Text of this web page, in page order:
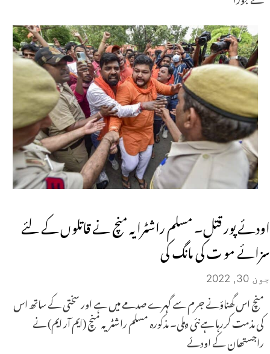
اودئے پور قتل۔ مسلم راشٹرایہ منچ نے قاتلوں کے لئے
سزائے مو ت کی مانگ کی
جون 30, 2022
منچ اس گھناؤنے جرم سے گہرے صدمے میں ہے اور سختی کے ساتھ اس
کی مذمت کررہا ہےنئی دہلی۔ مذکورہ مسلم راشٹریہ منچ (ایم آر ایم) نے
راجستھان کے اودئے